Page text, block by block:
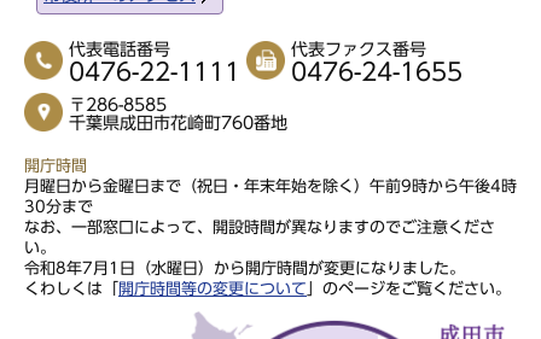
代表電話番号
0476-22-1111
代表ファクス番号
0476-24-1655
〒286-8585
千葉県成田市花崎町760番地
開庁時間
月曜日から金曜日まで（祝日・年末年始を除く）午前9時から午後4時
30分まで
なお、一部窓口によって、開設時間が異なりますのでご注意くださ
い。
令和8年7月1日（水曜日）から開庁時間が変更になりました。
くわしくは「
開庁時間等の変更について 」のページをご覧ください。